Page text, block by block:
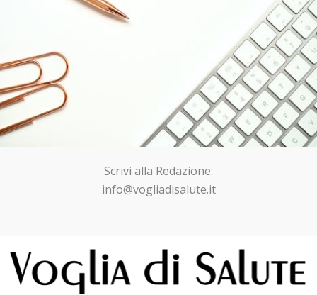
Scrivi alla Redazione:
info@vogliadisalute.it